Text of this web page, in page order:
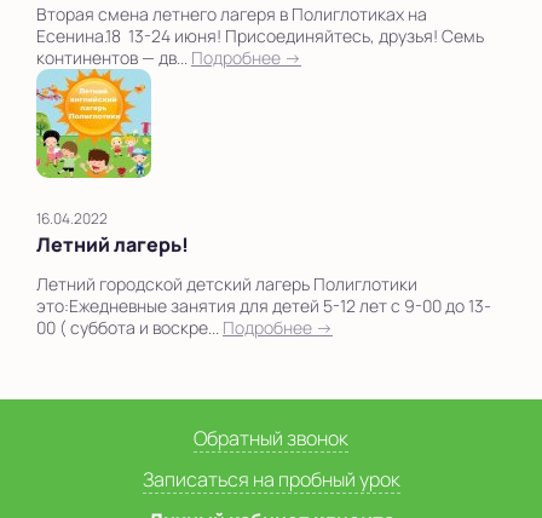
Вторая смена летнего лагеря в Полиглотиках на
Есенина.18 13-24 июня! Присоединяйтесь, друзья! Семь
континентов — дв... Подробнее →
16.04.2022
Летний лагерь!
Летний городской детский лагерь Полиглотики
это:Ежедневные занятия для детей 5-12 лет с 9-00 до 13-
00 ( суббота и воскре... Подробнее →
Обратный звонок
Записаться на пробный урок